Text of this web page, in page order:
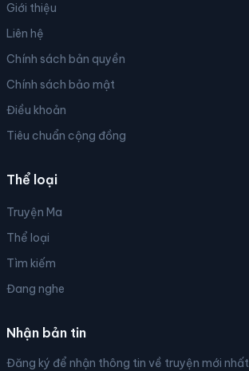
Giới thiệu
Liên hệ
Chính sách bản quyền
Chính sách bảo mật
Điều khoản
Tiêu chuẩn cộng đồng
Thể loại
Truyện Ma
Thể loại
Tìm kiếm
Đang nghe
Nhận bản tin
Đăng ký để nhận thông tin về truyện mới nhất